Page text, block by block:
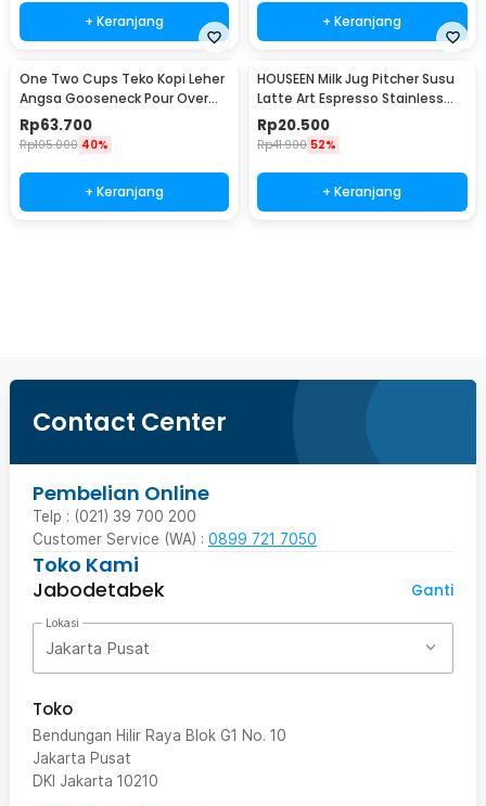
+ Keranjang + Keranjang
One Two Cups Teko Kopi Leher
Angsa Gooseneck Pour Over
Drip Kettle 350ml - AA049
Rp63.700
Rp105.000 40%
+ Keranjang
HOUSEEN Milk Jug Pitcher Susu
Latte Art Espresso Stainless
Steel 55ml - DL060
Rp20.500
Rp41.900 52%
+ Keranjang
Contact Center
Pembelian Online
Telp : (021) 39 700 200
Customer Service (WA) : 0899 721 7050
Toko Kami
Jabodetabek
Ganti
Lokasi
Jakarta Pusat
Toko
Bendungan Hilir Raya Blok G1 No. 10
Jakarta Pusat
DKI Jakarta 10210